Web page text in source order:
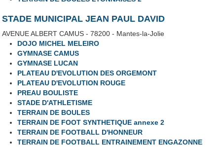
STADE MUNICIPAL JEAN PAUL DAVID
AVENUE ALBERT CAMUS - 78200 - Mantes-la-Jolie
DOJO MICHEL MELEIRO
GYMNASE CAMUS
GYMNASE LUCAN
PLATEAU D'EVOLUTION DES ORGEMONT
PLATEAU D'EVOLUTION ROUGE
PREAU BOULISTE
STADE D'ATHLETISME
TERRAIN DE BOULES
TERRAIN DE FOOT SYNTHETIQUE annexe 2
TERRAIN DE FOOTBALL D'HONNEUR
TERRAIN DE FOOTBALL ENTRAINEMENT ENGAZONNE